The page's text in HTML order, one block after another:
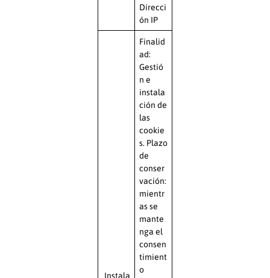
Direcci
ón IP
Instala
Finalid
ad:
Gestió
n e
instala
ción de
las
cookie
s. Plazo
de
conser
vación:
mientr
as se
mante
nga el
consen
timient
o